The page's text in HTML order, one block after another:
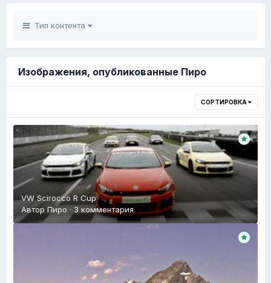
Тип контента
Изображения, опубликованные Пиро
СОРТИРОВКА
VW Scirocco R Cup
Автор Пиро · 3 комментария